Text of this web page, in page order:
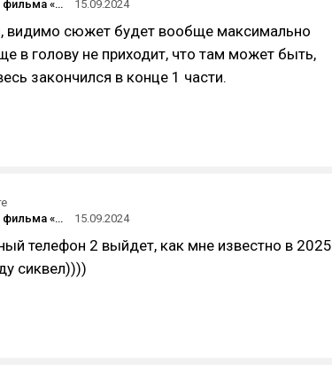
Русский трейлер фильма «Астрал. Игры призраков»
15.09.2024
видимо сюжет будет вообще максимально
в голову не приходит, что там может быть,
закончился в конце 1 части.
Русский трейлер фильма «Астрал. Игры призраков»
15.09.2024
телефон 2 выйдет, как мне известно в 2025
сиквел))))